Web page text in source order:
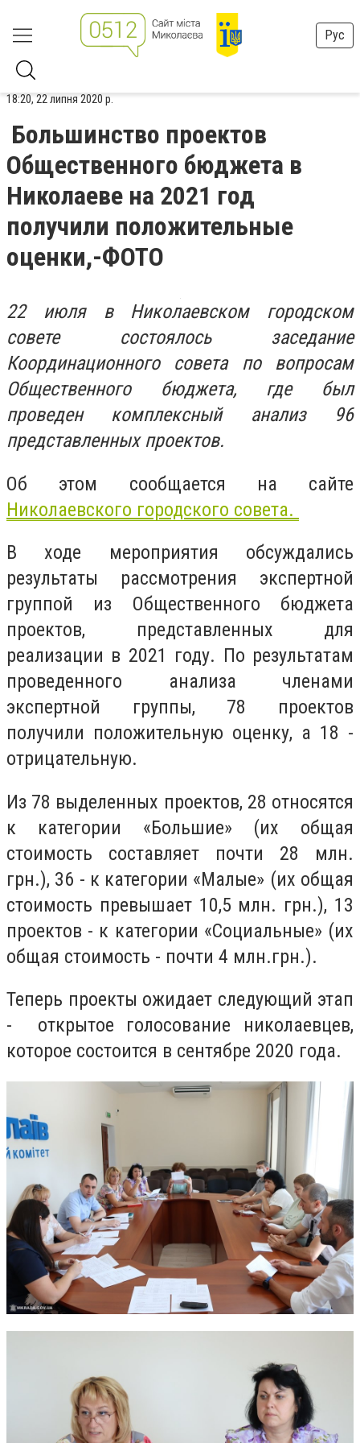
Рус
18:20, 22 липня 2020 р.
Большинство проектов
Общественного бюджета в
Николаеве на 2021 год
получили положительные
оценки,-ФОТО
22 июля в Николаевском городском
совете состоялось заседание
Координационного совета по вопросам
Общественного бюджета, где был
проведен комплексный анализ 96
представленных проектов.
Об этом сообщается на сайте
Николаевского городского совета.
В ходе мероприятия обсуждались
результаты рассмотрения экспертной
группой из Общественного бюджета
проектов, представленных для
реализации в 2021 году. По результатам
проведенного анализа членами
экспертной группы, 78 проектов
получили положительную оценку, а 18 -
отрицательную.
Из 78 выделенных проектов, 28 относятся
к категории «Большие» (их общая
стоимость составляет почти 28 млн.
грн.), 36 - к категории «Малые» (их общая
стоимость превышает 10,5 млн. грн.), 13
проектов - к категории «Социальные» (их
общая стоимость - почти 4 млн.грн.).
Теперь проекты ожидает следующий этап
- открытое голосование николаевцев,
которое состоится в сентябре 2020 года.